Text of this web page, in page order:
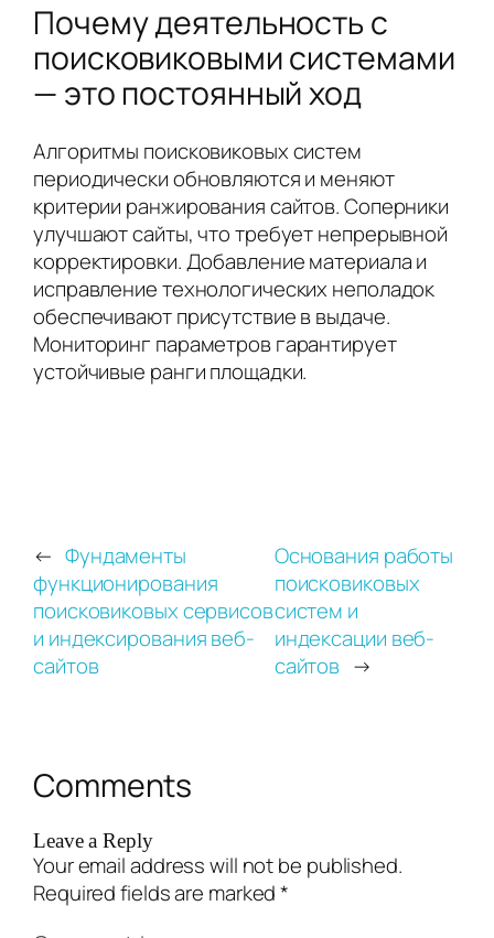
Почему деятельность с
поисковиковыми системами
— это постоянный ход
Алгоритмы поисковиковых систем
периодически обновляются и меняют
критерии ранжирования сайтов. Соперники
улучшают сайты, что требует непрерывной
корректировки. Добавление материала и
исправление технологических неполадок
обеспечивают присутствие в выдаче.
Мониторинг параметров гарантирует
устойчивые ранги площадки.
← Фундаменты
функционирования
поисковиковых сервисов
и индексирования веб-
сайтов
Основания работы
поисковиковых
систем и
индексации веб-
сайтов →
Comments
Leave a Reply
Your email address will not be published.
Required fields are marked*